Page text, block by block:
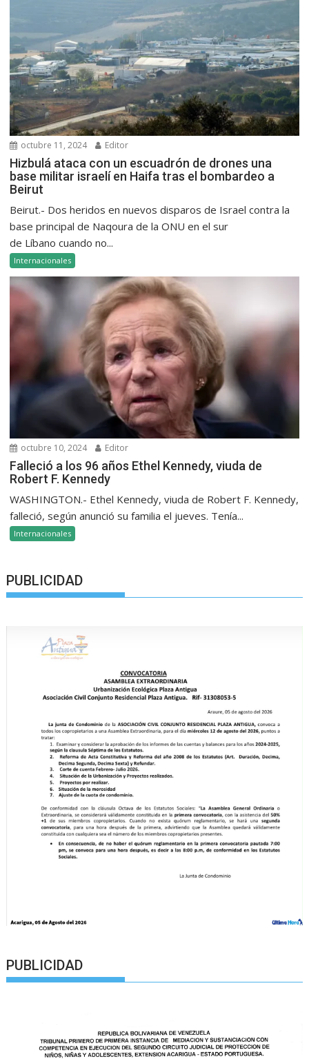
octubre 11, 2024 Editor
Hizbulá ataca con un escuadrón de drones una
base militar israelí en Haifa tras el bombardeo a
Beirut
Beirut.- Dos heridos en nuevos disparos de Israel contra la
base principal de Naqoura de la ONU en el sur
de Líbano cuando no...
Internacionales
octubre 10, 2024 Editor
Falleció a los 96 años Ethel Kennedy, viuda de
Robert F. Kennedy
WASHINGTON.- Ethel Kennedy, viuda de Robert F. Kennedy,
falleció, según anunció su familia el jueves. Tenía...
Internacionales
PUBLICIDAD
PUBLICIDAD